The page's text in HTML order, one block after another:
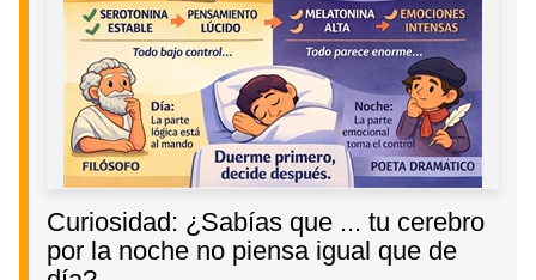
Curiosidad: ¿Sabías que ... tu cerebro
por la noche no piensa igual que de